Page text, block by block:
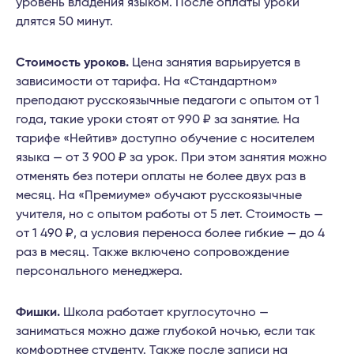
длятся 50 минут.
Стоимость уроков. Цена занятия варьируется в
зависимости от тарифа. На «Стандартном»
преподают русскоязычные педагоги с опытом от 1
года, такие уроки стоят от 990 ₽ за занятие. На
тарифе «Нейтив» доступно обучение с носителем
языка — от 3 900 ₽ за урок. При этом занятия можно
отменять без потери оплаты не более двух раз в
месяц. На «Премиуме» обучают русскоязычные
учителя, но с опытом работы от 5 лет. Стоимость —
от 1 490 ₽, а условия переноса более гибкие — до 4
раз в месяц. Также включено сопровождение
персонального менеджера.
Фишки. Школа работает круглосуточно —
заниматься можно даже глубокой ночью, если так
комфортнее студенту. Также после записи на